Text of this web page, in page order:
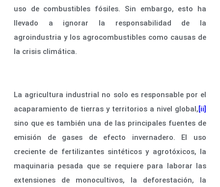
uso de combustibles fósiles. Sin embargo, esto ha
llevado a ignorar la responsabilidad de la
agroindustria y los agrocombustibles como causas de
la crisis climática.
La agricultura industrial no solo es responsable por el
acaparamiento de tierras y territorios a nivel global, [ii]
sino que es también una de las principales fuentes de
emisión de gases de efecto invernadero. El uso
creciente de fertilizantes sintéticos y agrotóxicos, la
maquinaria pesada que se requiere para laborar las
extensiones de monocultivos, la deforestación, la